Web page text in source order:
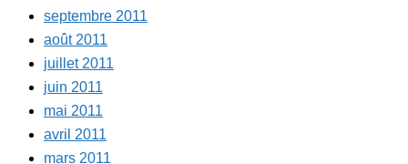
septembre 2011
août 2011
juillet 2011
juin 2011
mai 2011
avril 2011
mars 2011